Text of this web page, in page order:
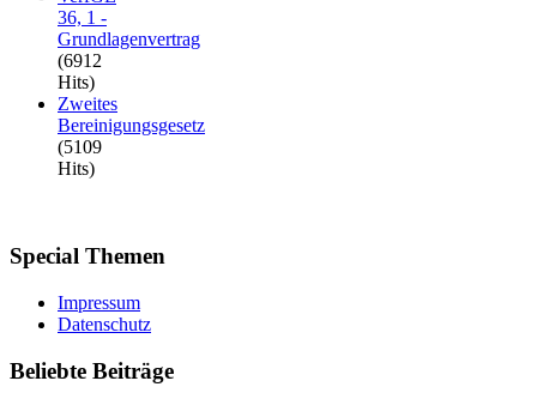
36, 1 -
Grundlagenvertrag
(6912
Hits)
Zweites
Bereinigungsgesetz
(5109
Hits)
Special Themen
Impressum
Datenschutz
Beliebte Beiträge